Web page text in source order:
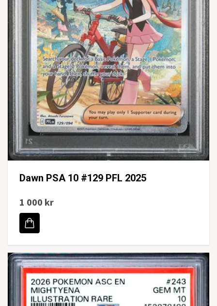
Dawn PSA 10 #129 PFL 2025
1 000 kr